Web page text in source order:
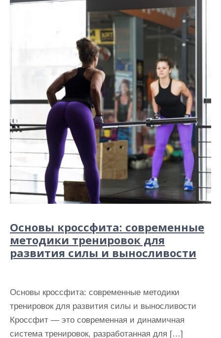
Основы кроссфита: современные
методики тренировок для
развития силы и выносливости
Основы кроссфита: современные методики
тренировок для развития силы и выносливости
Кроссфит — это современная и динамичная
система тренировок, разработанная для […]